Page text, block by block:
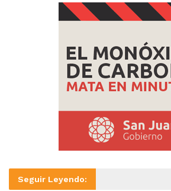
Seguir Leyendo: